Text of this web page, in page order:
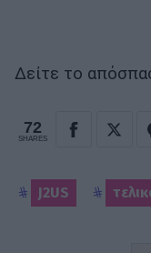
Δείτε το
72
SHARES
J2US